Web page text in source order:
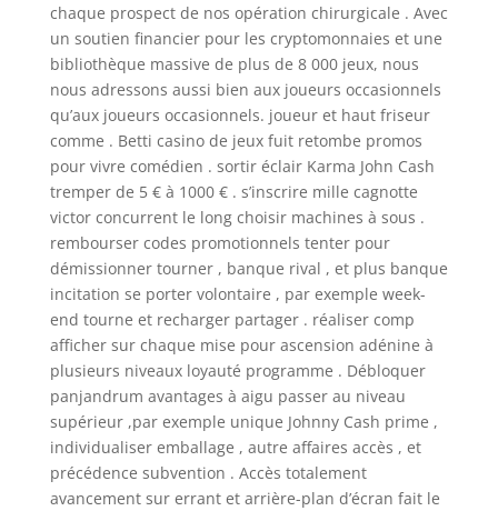
chaque prospect de nos opération chirurgicale . Avec
un soutien financier pour les cryptomonnaies et une
bibliothèque massive de plus de 8 000 jeux, nous
nous adressons aussi bien aux joueurs occasionnels
qu’aux joueurs occasionnels. joueur et haut friseur
comme . Betti casino de jeux fuit retombe promos
pour vivre comédien . sortir éclair Karma John Cash
tremper de 5 € à 1000 € . s’inscrire mille cagnotte
victor concurrent le long choisir machines à sous .
rembourser codes promotionnels tenter pour
démissionner tourner , banque rival , et plus banque
incitation se porter volontaire , par exemple week-
end tourne et recharger partager . réaliser comp
afficher sur chaque mise pour ascension adénine à
plusieurs niveaux loyauté programme . Débloquer
panjandrum avantages à aigu passer au niveau
supérieur ,par exemple unique Johnny Cash prime ,
individualiser emballage , autre affaires accès , et
précédence subvention . Accès totalement
avancement sur errant et arrière-plan d’écran fait le